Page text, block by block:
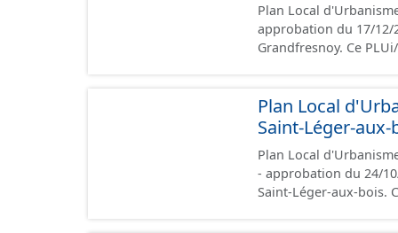
Plan Local
approbation du 17/12/2024 Ce lot informe du droit à bâtir sur la
Grandfresnoy. Ce
zonages), les
géographiques. Malgré l'attention portée à la création de ces données, il est
rappelé que seuls
de vue juridique.
Plan Local
Saint-Léger-
Plan Local
- approbation du 24/10/2025 Ce lot informe du droit à bâtir sur
Saint-Léger-aux-bois.